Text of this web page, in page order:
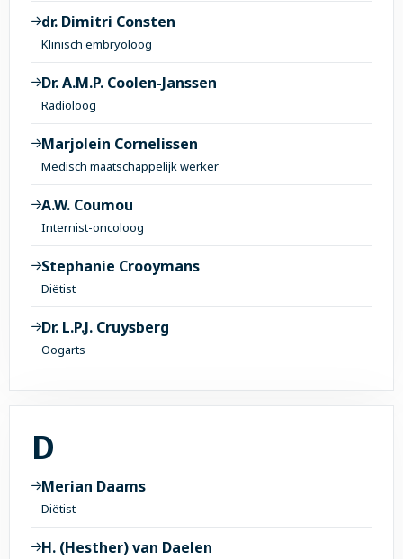
dr. Dimitri Consten
Klinisch embryoloog
Dr. A.M.P. Coolen-Janssen
Radioloog
Marjolein Cornelissen
Medisch maatschappelijk werker
A.W. Coumou
Internist-oncoloog
Stephanie Crooymans
Diëtist
Dr. L.P.J. Cruysberg
Oogarts
Alle onderwerpen
D
Merian Daams
Diëtist
H. (Hesther) van Daelen